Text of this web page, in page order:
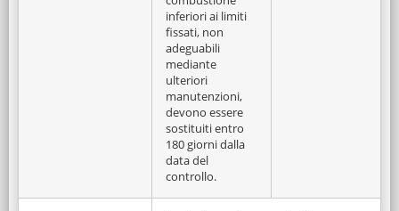
inferiori ai limiti
fissati, non
adeguabili
mediante
ulteriori
manutenzioni,
devono essere
sostituiti entro
180 giorni dalla
data del
controllo.